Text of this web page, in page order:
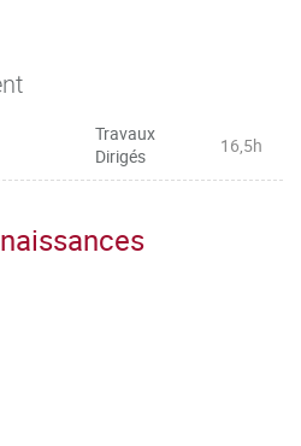
Travaux
Dirigés
16,5h